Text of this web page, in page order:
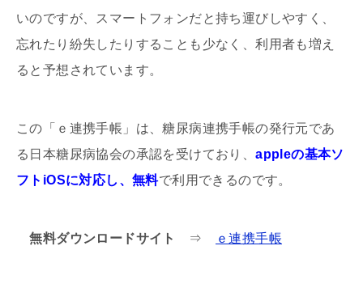
いのですが、スマートフォンだと持ち運びしやすく、
忘れたり紛失したりすることも少なく、利用者も増え
ると予想されています。
この「ｅ連携手帳」は、糖尿病連携手帳の発行元であ
る日本糖尿病協会の承認を受けており、appleの基本ソ
フトiOSに対応し、無料で利用できるのです。
無料ダウンロードサイト ⇒ ｅ連携手帳